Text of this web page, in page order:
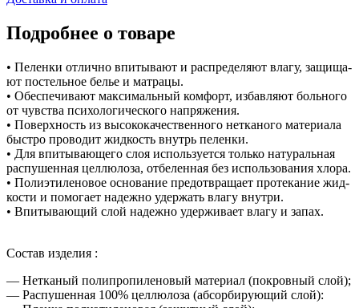
Подробнее о товаре
• Пе­лен­ки от­лич­но впи­ты­ва­ют и рас­пре­де­ля­ют вла­гу, за­щи­ща­
ют по­стель­ное бе­лье и мат­ра­цы.
• Обес­пе­чи­ва­ют мак­си­маль­ный ком­форт, из­бав­ля­ют боль­но­го
от чув­ства пси­хо­ло­ги­че­ско­го на­пря­же­ния.
• По­верх­ность из вы­со­ко­ка­че­ствен­но­го нетка­но­го ма­те­ри­а­ла
быст­ро про­во­дит жид­кость внутрь пе­лен­ки.
• Для впи­ты­ва­ю­ще­го слоя ис­поль­зу­ет­ся толь­ко на­ту­раль­ная
рас­пу­шен­ная цел­лю­ло­за, от­бе­лен­ная без ис­поль­зо­ва­ния хло­ра.
• По­ли­эти­ле­но­вое ос­но­ва­ние предот­вра­ща­ет про­те­ка­ние жид­
ко­сти и по­мо­га­ет на­деж­но удер­жать вла­гу внут­ри.
• Впи­ты­ва­ю­щий слой на­деж­но удер­жи­ва­ет вла­гу и за­пах.
Состав изделия :
— Нетканый полипропиленовый материал (покровный слой);
— Распушенная 100% целлюлоза (абсорбирующий слой):